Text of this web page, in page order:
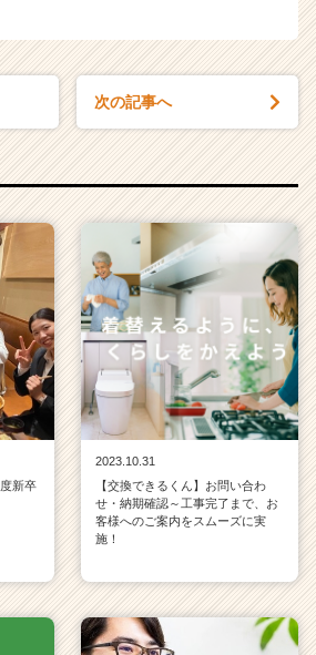
次の記事へ
新卒
2023.10.31
【交換できるくん】お問い合わ
せ・納期確認～工事完了まで、お
客様へのご案内をスムーズに実
施！